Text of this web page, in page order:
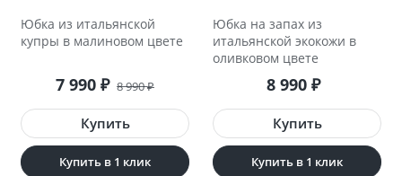
Юбка из итальянской
купры в малиновом цвете
7 990 ₽ 8 990₽
Купить в 1 клик
Юбка на запах из
итальянской экокожи в
оливковом цвете
8 990 ₽
Купить в 1 клик